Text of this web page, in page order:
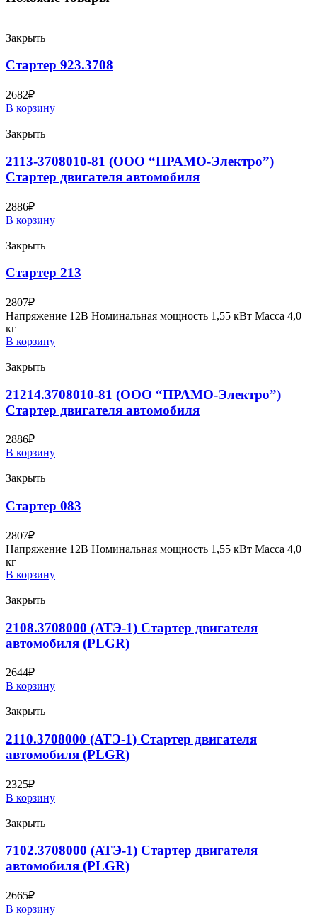
Закрыть
Стартер 923.3708
2682₽
В корзину
Закрыть
2113-3708010-81 (ООО “ПРАМО-Электро”)
Стартер двигателя автомобиля
2886₽
В корзину
Закрыть
Стартер 213
2807₽
Напряжение 12В Номинальная мощность 1,55 кВт Масса 4,0
кг
В корзину
Закрыть
21214.3708010-81 (ООО “ПРАМО-Электро”)
Стартер двигателя автомобиля
2886₽
В корзину
Закрыть
Стартер 083
2807₽
Напряжение 12В Номинальная мощность 1,55 кВт Масса 4,0
кг
В корзину
Закрыть
2108.3708000 (АТЭ-1) Стартер двигателя
автомобиля (PLGR)
2644₽
В корзину
Закрыть
2110.3708000 (АТЭ-1) Стартер двигателя
автомобиля (PLGR)
2325₽
В корзину
Закрыть
7102.3708000 (АТЭ-1) Стартер двигателя
автомобиля (PLGR)
2665₽
В корзину